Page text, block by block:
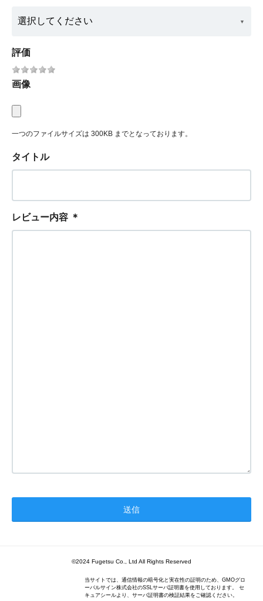
評価
画像
一つのファイルサイズは 300KB までとなっております。
タイトル
レビュー内容 ＊
©2024 Fugetsu Co., Ltd All Rights Reserved
当サイトでは、通信情報の暗号化と実在性の証明のため、GMOグロ
ーバルサイン株式会社のSSLサーバ証明書を使用しております。 セ
キュアシールより、サーバ証明書の検証結果をご確認ください。